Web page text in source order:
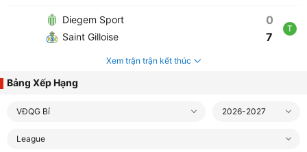
Diegem Sport
Saint Gilloise
0
7
T
Xem trận trận kết thúc
Bảng Xếp Hạng
VĐQG Bỉ 2026-2027
League